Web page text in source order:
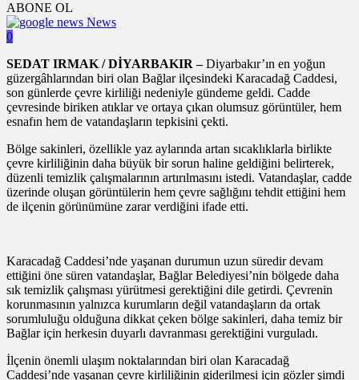
ABONE OL
News
0
SEDAT IRMAK / DİYARBAKIR –Diyarbakır’ın en yoğun
güzergâhlarından biri olan Bağlar ilçesindeki Karacadağ Caddesi,
son günlerde çevre kirliliği nedeniyle gündeme geldi. Cadde
çevresinde biriken atıklar ve ortaya çıkan olumsuz görüntüler, hem
esnafın hem de vatandaşların tepkisini çekti.
Bölge sakinleri, özellikle yaz aylarında artan sıcaklıklarla birlikte
çevre kirliliğinin daha büyük bir sorun haline geldiğini belirterek,
düzenli temizlik çalışmalarının artırılmasını istedi. Vatandaşlar, cadde
üzerinde oluşan görüntülerin hem çevre sağlığını tehdit ettiğini hem
de ilçenin görünümüne zarar verdiğini ifade etti.
Karacadağ Caddesi’nde yaşanan durumun uzun süredir devam
ettiğini öne süren vatandaşlar, Bağlar Belediyesi’nin bölgede daha
sık temizlik çalışması yürütmesi gerektiğini dile getirdi. Çevrenin
korunmasının yalnızca kurumların değil vatandaşların da ortak
sorumluluğu olduğuna dikkat çeken bölge sakinleri, daha temiz bir
Bağlar için herkesin duyarlı davranması gerektiğini vurguladı.
İlçenin önemli ulaşım noktalarından biri olan Karacadağ
Caddesi’nde yaşanan çevre kirliliğinin giderilmesi için gözler şimdi